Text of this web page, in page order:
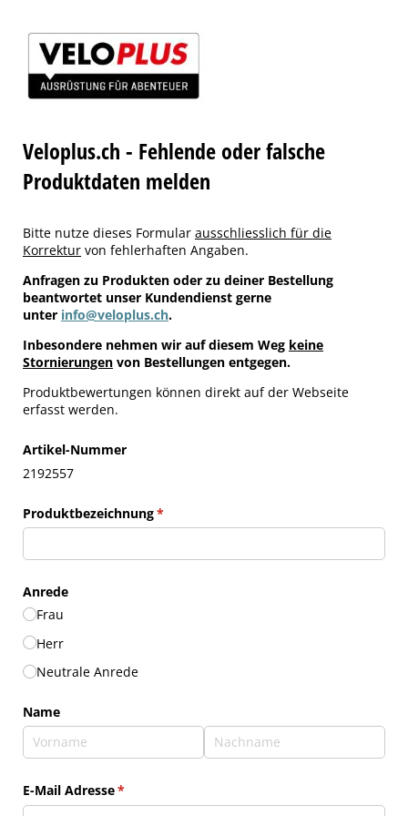
Veloplus.ch - Fehlende oder falsche
Produktdaten melden
Bitte nutze dieses Formular ausschliesslich für die
Korrektur von fehlerhaften Angaben.
Anfragen zu Produkten oder zu deiner Bestellung
beantwortet unser Kundendienst gerne
unter info@veloplus.ch.
Inbesondere nehmen wir auf diesem Weg keine
Stornierungen von Bestellungen entgegen.
Produktbewertungen können direkt auf der Webseite
erfasst werden.
Artikel-Nummer
2192557
Produktbezeichnung*
(erforderlich)
Anrede
Frau
Herr
Neutrale Anrede
Name
E-Mail Adresse*
(erforderlich)